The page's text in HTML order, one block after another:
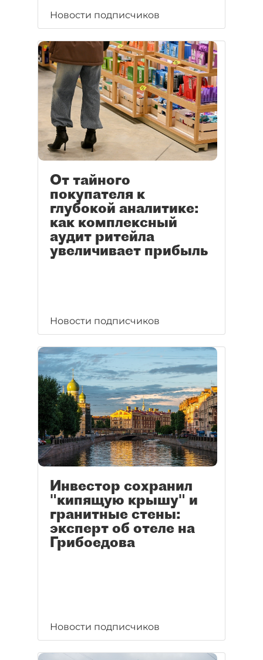
Новости подписчиков
От тайного
покупателя к
глубокой аналитике:
как комплексный
аудит ритейла
увеличивает прибыль
Новости подписчиков
Инвестор сохранил
"кипящую крышу" и
гранитные стены:
эксперт об отеле на
Грибоедова
Новости подписчиков